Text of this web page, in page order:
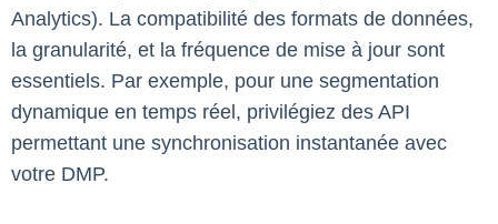
Analytics). La compatibilité des formats de données,
la granularité, et la fréquence de mise à jour sont
essentiels. Par exemple, pour une segmentation
dynamique en temps réel, privilégiez des API
permettant une synchronisation instantanée avec
votre DMP.